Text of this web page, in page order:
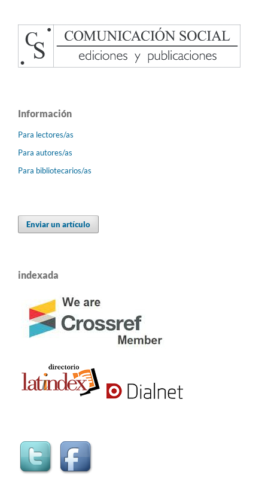
Información
Para lectores/as
Para autores/as
Para bibliotecarios/as
Enviar un artículo
indexada